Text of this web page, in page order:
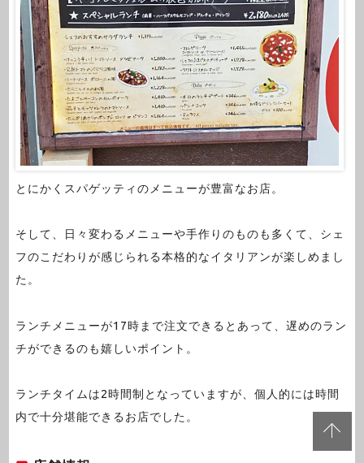
とにかくスパゲッティのメニューが豊富なお店。
そして、日々変わるメニューや手作りのものも多くて、シェ
フのこだわりが感じられる本格的なイタリアンが楽しめまし
た。
ランチメニューが17時まで注文できるとあって、遅めのラン
チができるのも嬉しいポイント。
ランチタイムは2時間制となっていますが、個人的には時間
内で十分堪能できるお店でした。